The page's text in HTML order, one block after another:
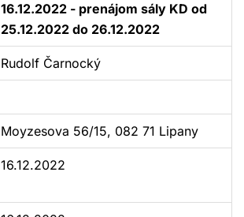
16.12.2022 - prenájom sály KD od
25.12.2022 do 26.12.2022
Rudolf Čarnocký
Moyzesova 56/15, 082 71 Lipany
16.12.2022